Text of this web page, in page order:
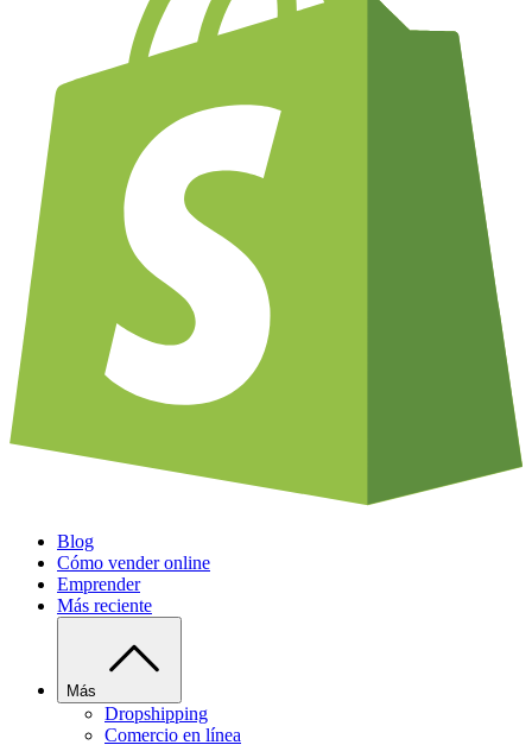
Blog
Cómo vender online
Emprender
Más reciente
Más
Dropshipping
Comercio en línea